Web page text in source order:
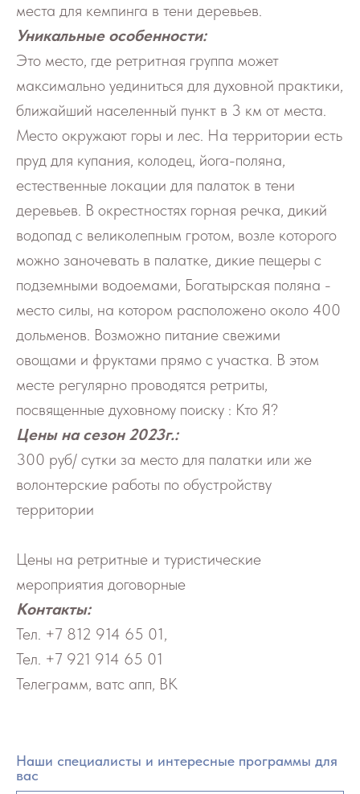
места для кемпинга в тени деревьев.
Уникальные особенности:
Это место, где ретритная группа может
максимально уединиться для духовной практики,
ближайший населенный пункт в 3 км от места.
Место окружают горы и лес. На территории есть
пруд для купания, колодец, йога-поляна,
естественные локации для палаток в тени
деревьев. В окрестностях горная речка, дикий
водопад с великолепным гротом, возле которого
можно заночевать в палатке, дикие пещеры с
подземными водоемами, Богатырская поляна -
место силы, на котором расположено около 400
дольменов. Возможно питание свежими
овощами и фруктами прямо с участка. В этом
месте регулярно проводятся ретриты,
посвященные духовному поиску : Кто Я?
Цены на сезон 2023г.:
300 руб/ сутки за место для палатки или же
волонтерские работы по обустройству
территории
Цены на ретритные и туристические
мероприятия договорные
Контакты:
Тел. +7 812 914 65 01,
Тел. +7 921 914 65 01
Телеграмм, ватс апп, ВК
Наши специалисты и интересные программы для
вас